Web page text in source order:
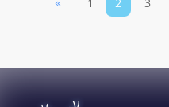
« 1 2 3